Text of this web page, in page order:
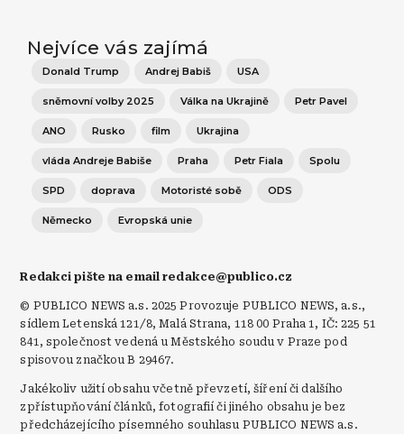
Nejvíce vás zajímá
Donald Trump Andrej Babiš USA
sněmovní volby 2025 Válka na Ukrajině Petr Pavel
ANO Rusko film Ukrajina
vláda Andreje Babiše Praha Petr Fiala Spolu
SPD doprava Motoristé sobě ODS
Německo Evropská unie
Redakci pište na email redakce@publico.cz
© PUBLICO NEWS a.s. 2025 Provozuje PUBLICO NEWS, a.s.,
sídlem Letenská 121/8, Malá Strana, 118 00 Praha 1, IČ: 225 51
841, společnost vedená u Městského soudu v Praze pod
spisovou značkou B 29467.
Jakékoliv užití obsahu včetně převzetí, šíření či dalšího
zpřístupňování článků, fotografií či jiného obsahu je bez
předcházejícího písemného souhlasu PUBLICO NEWS a.s.